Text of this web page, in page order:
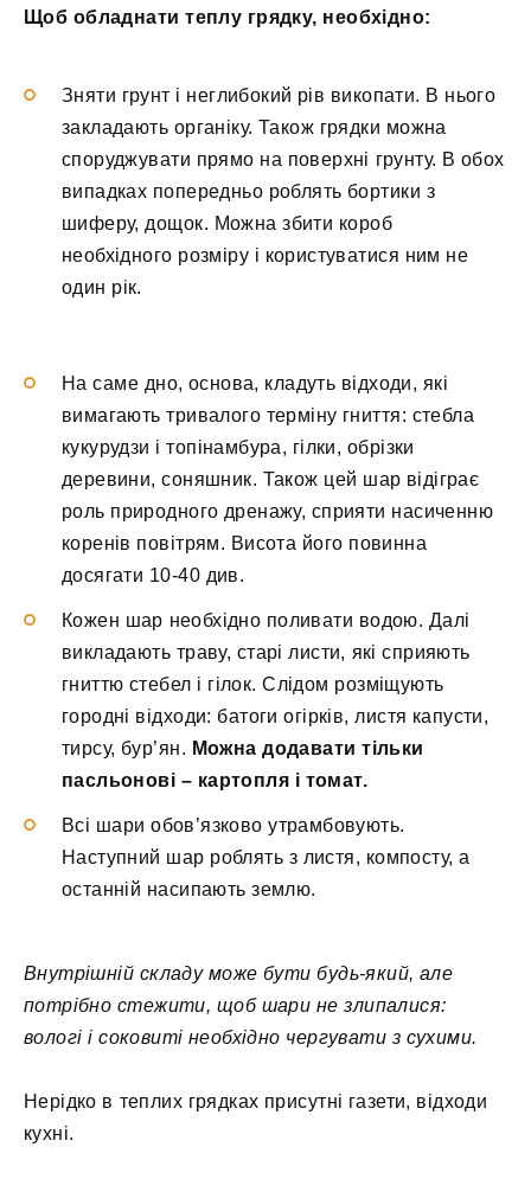
Щоб обладнати теплу грядку, необхідно:
Зняти грунт і неглибокий рів викопати. В нього
закладають органіку. Також грядки можна
споруджувати прямо на поверхні грунту. В обох
випадках попередньо роблять бортики з
шиферу, дощок. Можна збити короб
необхідного розміру і користуватися ним не
один рік.
На саме дно, основа, кладуть відходи, які
вимагають тривалого терміну гниття: стебла
кукурудзи і топінамбура, гілки, обрізки
деревини, соняшник. Також цей шар відіграє
роль природного дренажу, сприяти насиченню
коренів повітрям. Висота його повинна
досягати 10-40 див.
Кожен шар необхідно поливати водою. Далі
викладають траву, старі листи, які сприяють
гниттю стебел і гілок. Слідом розміщують
городні відходи: батоги огірків, листя капусти,
тирсу, бур’ян. Можна додавати тільки
пасльонові – картопля і томат.
Всі шари обов’язково утрамбовують.
Наступний шар роблять з листя, компосту, а
останній насипають землю.
Внутрішній складу може бути будь-який, але
потрібно стежити, щоб шари не злипалися:
вологі і соковиті необхідно чергувати з сухими.
Нерідко в теплих грядках присутні газети, відходи
кухні.